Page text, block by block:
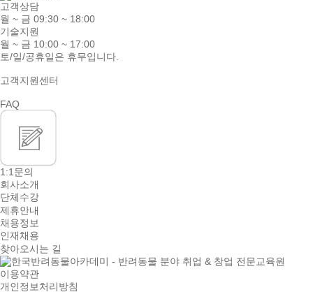
고객상담
월 ~ 금 09:30 ~ 18:00
기술지원
월 ~ 금 10:00 ~ 17:00
토/일/공휴일은 휴무입니다.
고객지원센터
FAQ
1:1문의
회사소개
단체수강
제휴안내
채용정보
인재채용
찾아오시는 길
이용약관
개인정보처리방침